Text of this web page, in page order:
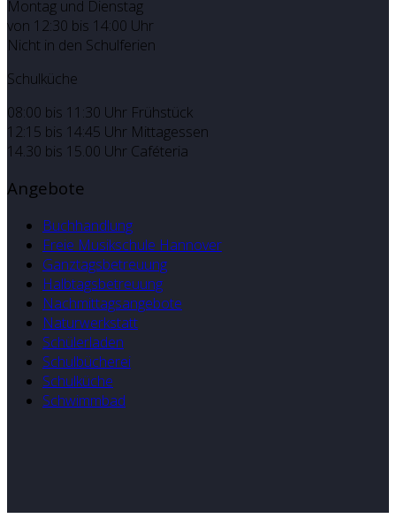
Montag und Dienstag
von 12:30 bis 14:00 Uhr
Nicht in den Schulferien
Schulküche
08:00 bis 11:30 Uhr Frühstück
12:15 bis 14:45 Uhr Mittagessen
14.30 bis 15.00 Uhr Caféteria
Angebote
Buchhandlung
Freie Musikschule Hannover
Ganztagsbetreuung
Halbtagsbetreuung
Nachmittagsangebote
Naturwerkstatt
Schülerladen
Schulbücherei
Schulküche
Schwimmbad